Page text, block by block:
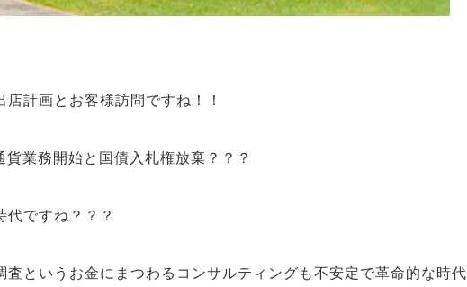
計画とお客様訪問ですね！！
貨業務開始と 国債入札権放棄 ？？？
代ですね？？？
査という お金にまつわるコンサルティングも不安定で革命的な時代